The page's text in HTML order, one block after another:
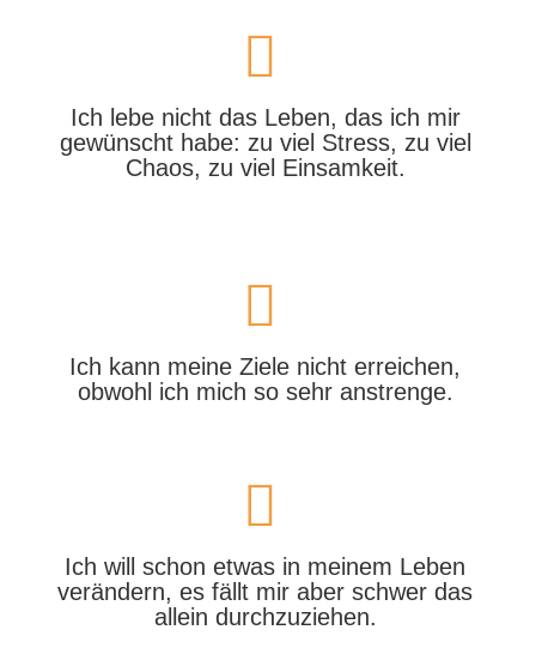
Ich lebe nicht das Leben, das ich mir
gewünscht habe: zu viel Stress, zu viel
Chaos, zu viel Einsamkeit.
Ich kann meine Ziele nicht erreichen,
obwohl ich mich so sehr anstrenge.
Ich will schon etwas in meinem Leben
verändern, es fällt mir aber schwer das
allein durchzuziehen.